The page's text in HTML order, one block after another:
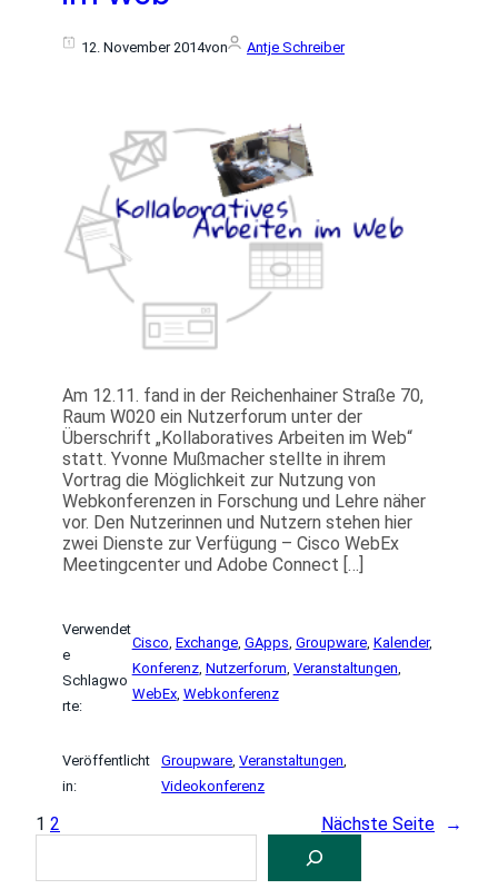
12. November 2014von Antje Schreiber
Am 12.11. fand in der Reichenhainer Straße 70,
Raum W020 ein Nutzerforum unter der
Überschrift „Kollaboratives Arbeiten im Web“
statt. Yvonne Mußmacher stellte in ihrem
Vortrag die Möglichkeit zur Nutzung von
Webkonferenzen in Forschung und Lehre näher
vor. Den Nutzerinnen und Nutzern stehen hier
zwei Dienste zur Verfügung – Cisco WebEx
Meetingcenter und Adobe Connect […]
Verwendet
e
Schlagwo
rte:
Cisco Exchange, GApps Groupware, Kalender
Konferenz, Nutzerforum Veranstaltungen
WebEx, Webkonferenz
Veröffentlicht
in:
Groupware, Veranstaltungen
Videokonferenz
1 2 Nächste Seite →
C